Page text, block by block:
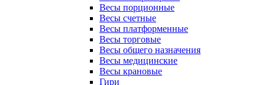
Весы порционные
Весы счетные
Весы платформенные
Весы торговые
Весы общего назначения
Весы медицинские
Весы крановые
Гири